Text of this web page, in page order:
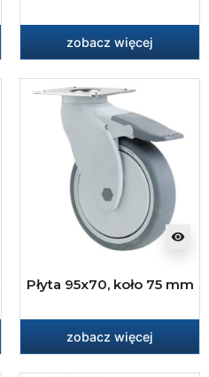
zobacz więcej
visibility
Płyta 95x70, koło 75 mm
zobacz więcej